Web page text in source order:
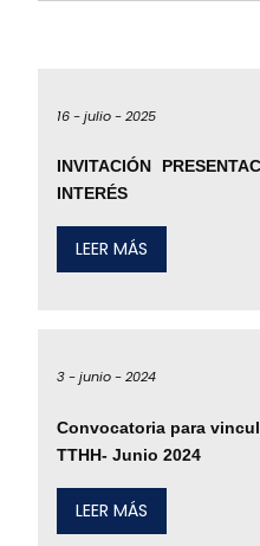
16 -julio -2025
INVITACIÓN
INTERÉS
LEER MÁS
3 -junio -2024
Convocatoria para
TTHH- Junio 2024
LEER MÁS